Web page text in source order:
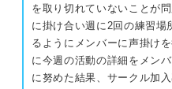
を取り切れていないことが
に掛け合い週に2回の練習場
るようにメンバーに声掛け
に今週の活動の詳細をメン
に努めた結果、サークル加
ガクチカとも内容を差別化
伝え方を押さえよう！ 自